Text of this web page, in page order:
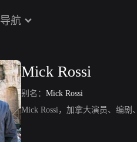
导航
Mick Rossi
别名： Mick Rossi
Mick Rossi，加拿大演员、编剧